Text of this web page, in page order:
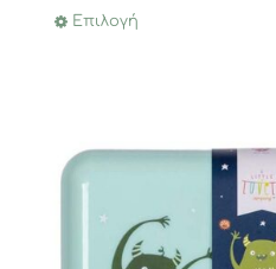
Επιλογή
παραλλαγές.
επιλογές
μπορούν